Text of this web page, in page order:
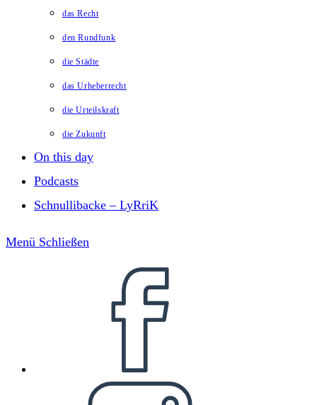
das Recht
den Rundfunk
die Städte
das Urheberrecht
die Urteilskraft
die Zukunft
On this day
Podcasts
Schnullibacke – LyRriK
Menü Schließen